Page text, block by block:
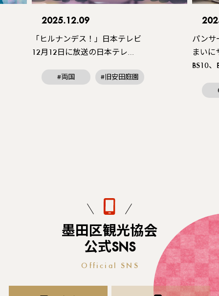
2025.12.09
「ヒルナンデス！」日本テレビ
12月12日に放送の日本テレ…
#両国 #旧安田庭園
パンサ
まいに
BS10
墨田区観光協会
公式SNS
Official SNS